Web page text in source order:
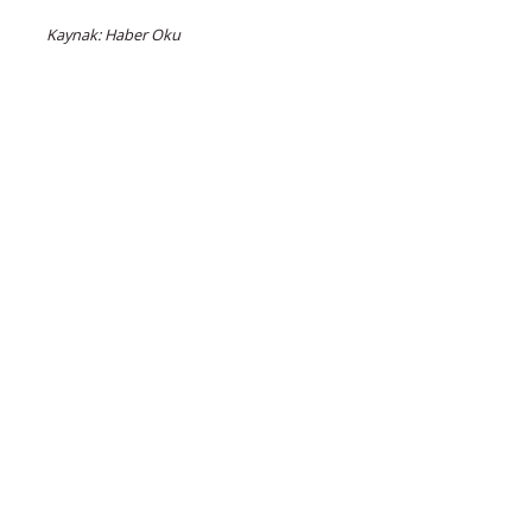
Kaynak: Haber Oku